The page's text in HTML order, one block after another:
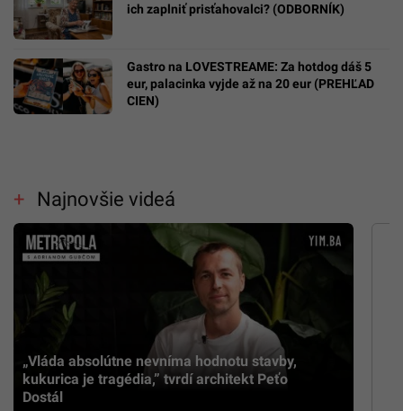
ich zaplniť prisťahovalci? (ODBORNÍK)
Gastro na LOVESTREAME: Za hotdog dáš 5
eur, palacinka vyjde až na 20 eur (PREHĽAD
CIEN)
Najnovšie videá
„Vláda absolútne nevníma hodnotu stavby,
kukurica je tragédia,” tvrdí architekt Peťo
Dostál